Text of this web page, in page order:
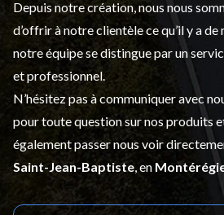
Depuis notre création, nous nous
d’offrir à notre clientèle ce qu’il y a de
notre équipe se distingue par un
et professionnel.
N’hésitez pas à communiquer avec
pour toute question sur nos produits
également passer nous voir
Saint-Jean-Baptiste , en